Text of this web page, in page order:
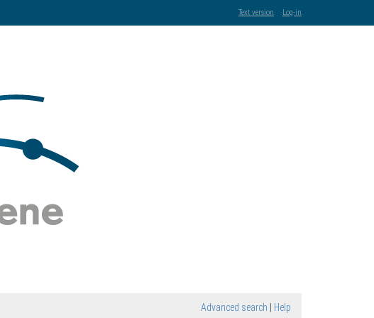
Text version Log-in
Advanced search Help